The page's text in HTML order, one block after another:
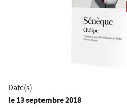
Date(s)
le13 septembre 2018